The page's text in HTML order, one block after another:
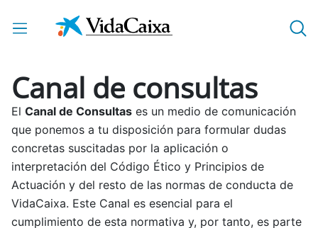
Saltar al contenido principal
Canal de consultas
El Canal de Consultas es un medio de comunicación
que ponemos a tu disposición para formular dudas
concretas suscitadas por la aplicación o
interpretación del Código Ético y Principios de
Actuación y del resto de las normas de conducta de
VidaCaixa. Este Canal es esencial para el
cumplimiento de esta normativa y, por tanto, es parte